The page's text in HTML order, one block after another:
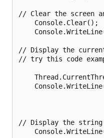
// Clear the screen
    Console.Clear();
// Display the
// try this code
// Display the